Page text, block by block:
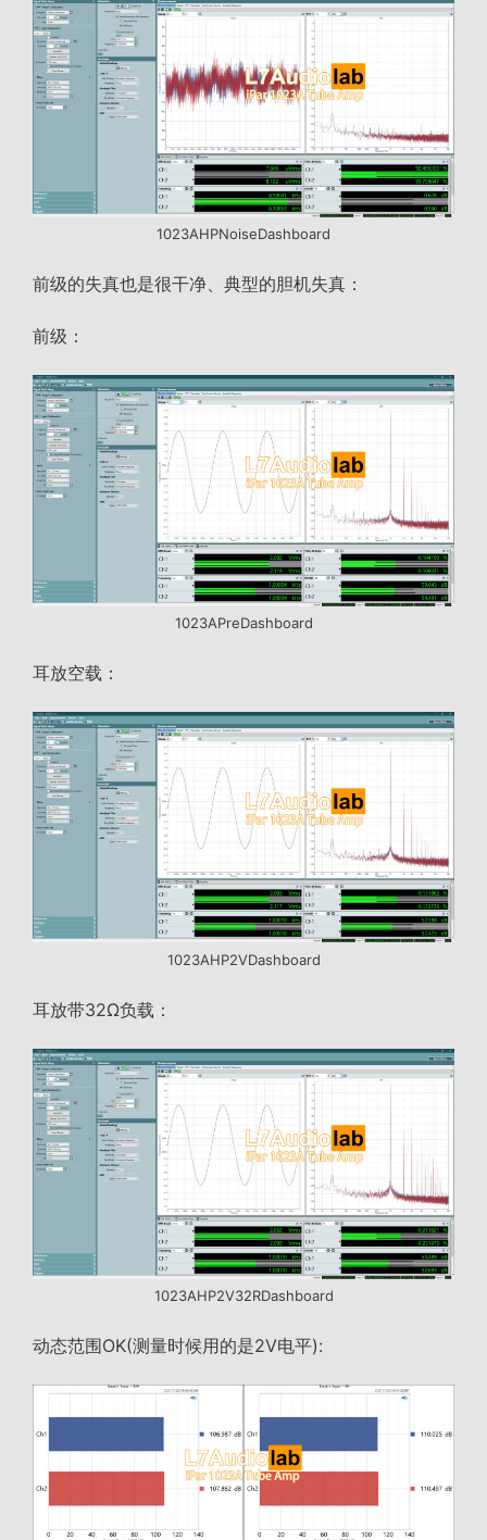
1023AHPNoiseDashboard
前级的失真也是很干净、典型的胆机失真：
前级：
1023APreDashboard
耳放空载：
1023AHP2VDashboard
耳放带32Ω负载：
1023AHP2V32RDashboard
动态范围OK(测量时候用的是2V电平):